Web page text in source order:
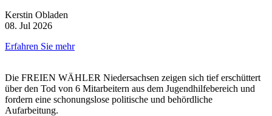
Kerstin Obladen
08. Jul 2026
Erfahren Sie mehr
Die FREIEN WÄHLER Niedersachsen zeigen sich tief erschüttert
über den Tod von 6 Mitarbeitern aus dem Jugendhilfebereich und
fordern eine schonungslose politische und behördliche
Aufarbeitung.